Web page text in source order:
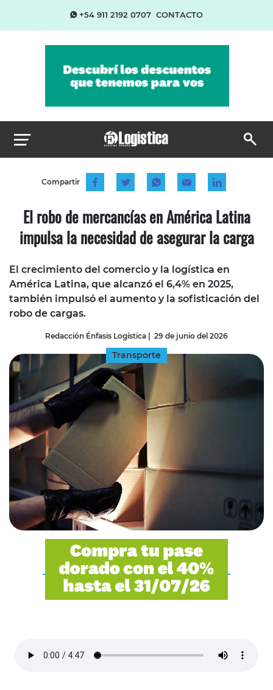
+54 911 2192 0707 CONTACTO
Compartir
El robo de mercancías en América Latina
impulsa la necesidad de asegurar la carga
El crecimiento del comercio y la logística en
América Latina, que alcanzó el 6,4% en 2025,
también impulsó el aumento y la sofisticación del
robo de cargas.
Redacción Énfasis Logística | 29 de junio del 2026
Transporte